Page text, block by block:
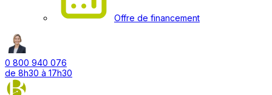
Offre de financement
0 800 940 076
de 8h30 à 17h30